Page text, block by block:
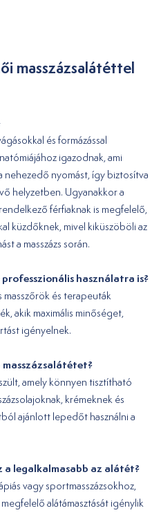
masszázsalátéttel
és formázással
igazodnak, ami
nehezedő nyomást, így biztosítva
helyzetben. Ugyanakkor a
férfiaknak is megfelelő,
küzdőknek, mivel kiküszöböli az
a masszázs során.
használatra is?
masszőrök és terapeuták
akik maximális minőséget,
igényelnek.
amely könnyen tisztítható
krémeknek és
ajánlott lepedőt használni a
a legalkalmasabb az alátét?
vagy sportmasszázsokhoz,
alátámasztását igénylik